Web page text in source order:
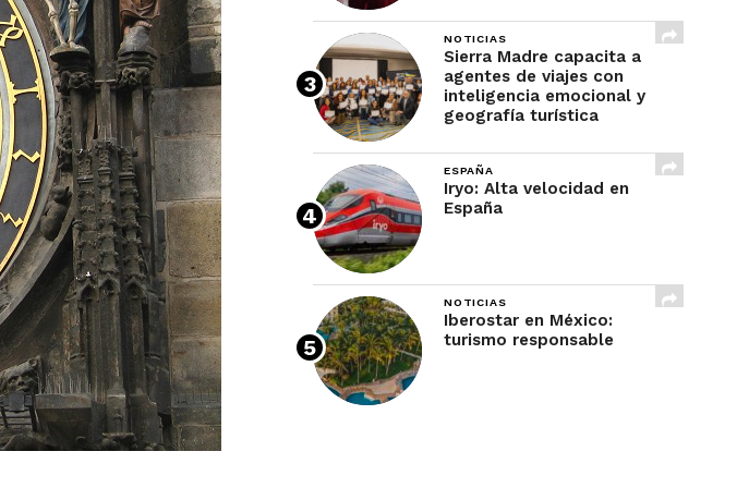
NOTICIAS
Sierra Madre capacita a
agentes de viajes con
inteligencia emocional y
geografía turística
ESPAÑA
Iryo: Alta velocidad en
España
NOTICIAS
Iberostar en México:
turismo responsable